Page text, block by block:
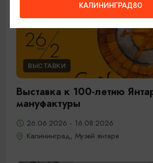
ВЫСТАВКИ
Выставка к 100-летию
мануфактуры
26.06.2026 - 16.08.2026
Калининград, Музей янтаря
КАЛИНИНГРАД80